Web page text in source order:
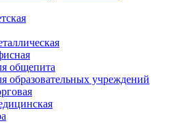
общепита
образовательных учреждений